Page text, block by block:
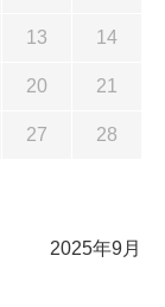
2025年9月
13 14
20 21
27 28